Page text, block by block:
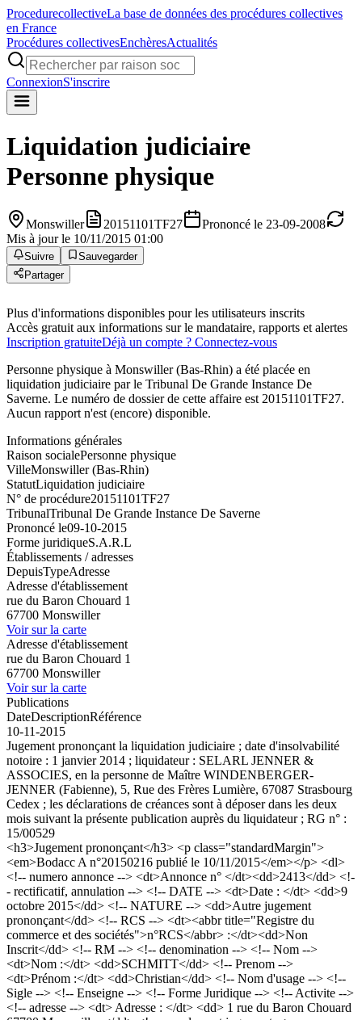
ProcedurecollectiveLa base de données des procédures collectives
en France
Procédures collectivesEnchèresActualités
ConnexionS'inscrire
Liquidation judiciaire
Personne physique
Monswiller 20151101TF27
Prononcé le 23-09-2008
Mis à jour le 10/11/2015 01:00
Suivre
Sauvegarder
Partager
Plus d'informations disponibles pour les utilisateurs inscrits
Accès gratuit aux informations sur le mandataire, rapports et alertes
Inscription gratuiteDéjà un compte ? Connectez-vous
Personne physique à Monswiller (Bas-Rhin) a été placée en
liquidation judiciaire par le Tribunal De Grande Instance De
Saverne. Le numéro de dossier de cette affaire est 20151101TF27.
Aucun rapport n'est (encore) disponible.
Informations générales
Raison socialePersonne physique
VilleMonswiller (Bas-Rhin)
StatutLiquidation judiciaire
N° de procédure20151101TF27
TribunalTribunal De Grande Instance De Saverne
Prononcé le09-10-2015
Forme juridiqueS.A.R.L
Établissements / adresses
DepuisTypeAdresse
Adresse d'établissement
rue du Baron Chouard 1
67700 Monswiller
Voir sur la carte
Adresse d'établissement
rue du Baron Chouard 1
67700 Monswiller
Voir sur la carte
Publications
DateDescriptionRéférence
10-11-2015
Jugement prononçant la liquidation judiciaire ; date d'insolvabilité
notoire : 1 janvier 2014 ; liquidateur : SELARL JENNER &
ASSOCIES, en la personne de Maître WINDENBERGER-
JENNER (Fabienne), 5, Rue des Frères Lumière, 67087 Strasbourg
Cedex ; les déclarations de créances sont à déposer dans les deux
mois suivant la présente publication auprès du liquidateur ; RG n° :
15/00529
<h3>Jugement prononçant</h3> <p class="standardMargin">
<em>Bodacc A n°20150216 publié le 10/11/2015</em></p> <dl>
<!-- numero annonce --> <dt>Annonce n° </dt><dd>2413</dd> <!-
- rectificatif, annulation --> <!-- DATE --> <dt>Date : </dt> <dd>9
octobre 2015</dd> <!-- NATURE --> <dd>Autre jugement
prononçant</dd> <!-- RCS --> <dt><abbr title="Registre du
commerce et des sociétés">n°RCS</abbr> :</dt><dd>Non
Inscrit</dd> <!-- RM --> <!-- denomination --> <!-- Nom -->
<dt>Nom :</dt> <dd>SCHMITT</dd> <!-- Prenom -->
<dt>Prénom :</dt> <dd>Christian</dd> <!-- Nom d'usage --> <!--
Sigle --> <!-- Enseigne --> <!-- Forme Juridique --> <!-- Activite -->
<!-- adresse --> <dt> Adresse : </dt> <dd> 1 rue du Baron Chouard